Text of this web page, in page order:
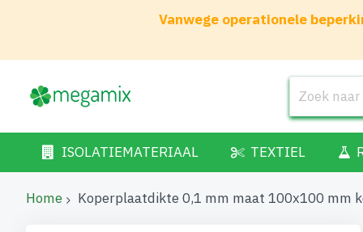
Vanwege operationele
ISOLATIEMATERIAAL TEXTIEL
Home Koperplaatdikte 0,1 mm maat 100x100 mm